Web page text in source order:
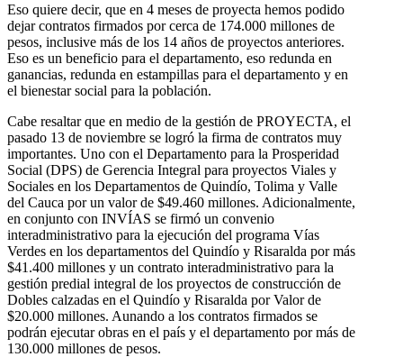
Eso quiere decir, que en 4 meses de proyecta hemos podido
dejar contratos firmados por cerca de 174.000 millones de
pesos, inclusive más de los 14 años de proyectos anteriores.
Eso es un beneficio para el departamento, eso redunda en
ganancias, redunda en estampillas para el departamento y en
el bienestar social para la población.
Cabe resaltar que en medio de la gestión de PROYECTA, el
pasado 13 de noviembre se logró la firma de contratos muy
importantes. Uno con el Departamento para la Prosperidad
Social (DPS) de Gerencia Integral para proyectos Viales y
Sociales en los Departamentos de Quindío, Tolima y Valle
del Cauca por un valor de $49.460 millones. Adicionalmente,
en conjunto con INVÍAS se firmó un convenio
interadministrativo para la ejecución del programa Vías
Verdes en los departamentos del Quindío y Risaralda por más
$41.400 millones y un contrato interadministrativo para la
gestión predial integral de los proyectos de construcción de
Dobles calzadas en el Quindío y Risaralda por Valor de
$20.000 millones. Aunando a los contratos firmados se
podrán ejecutar obras en el país y el departamento por más de
130.000 millones de pesos.